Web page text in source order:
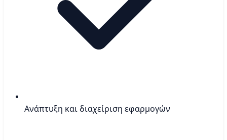
Ανάπτυξη και διαχείριση εφαρμογών